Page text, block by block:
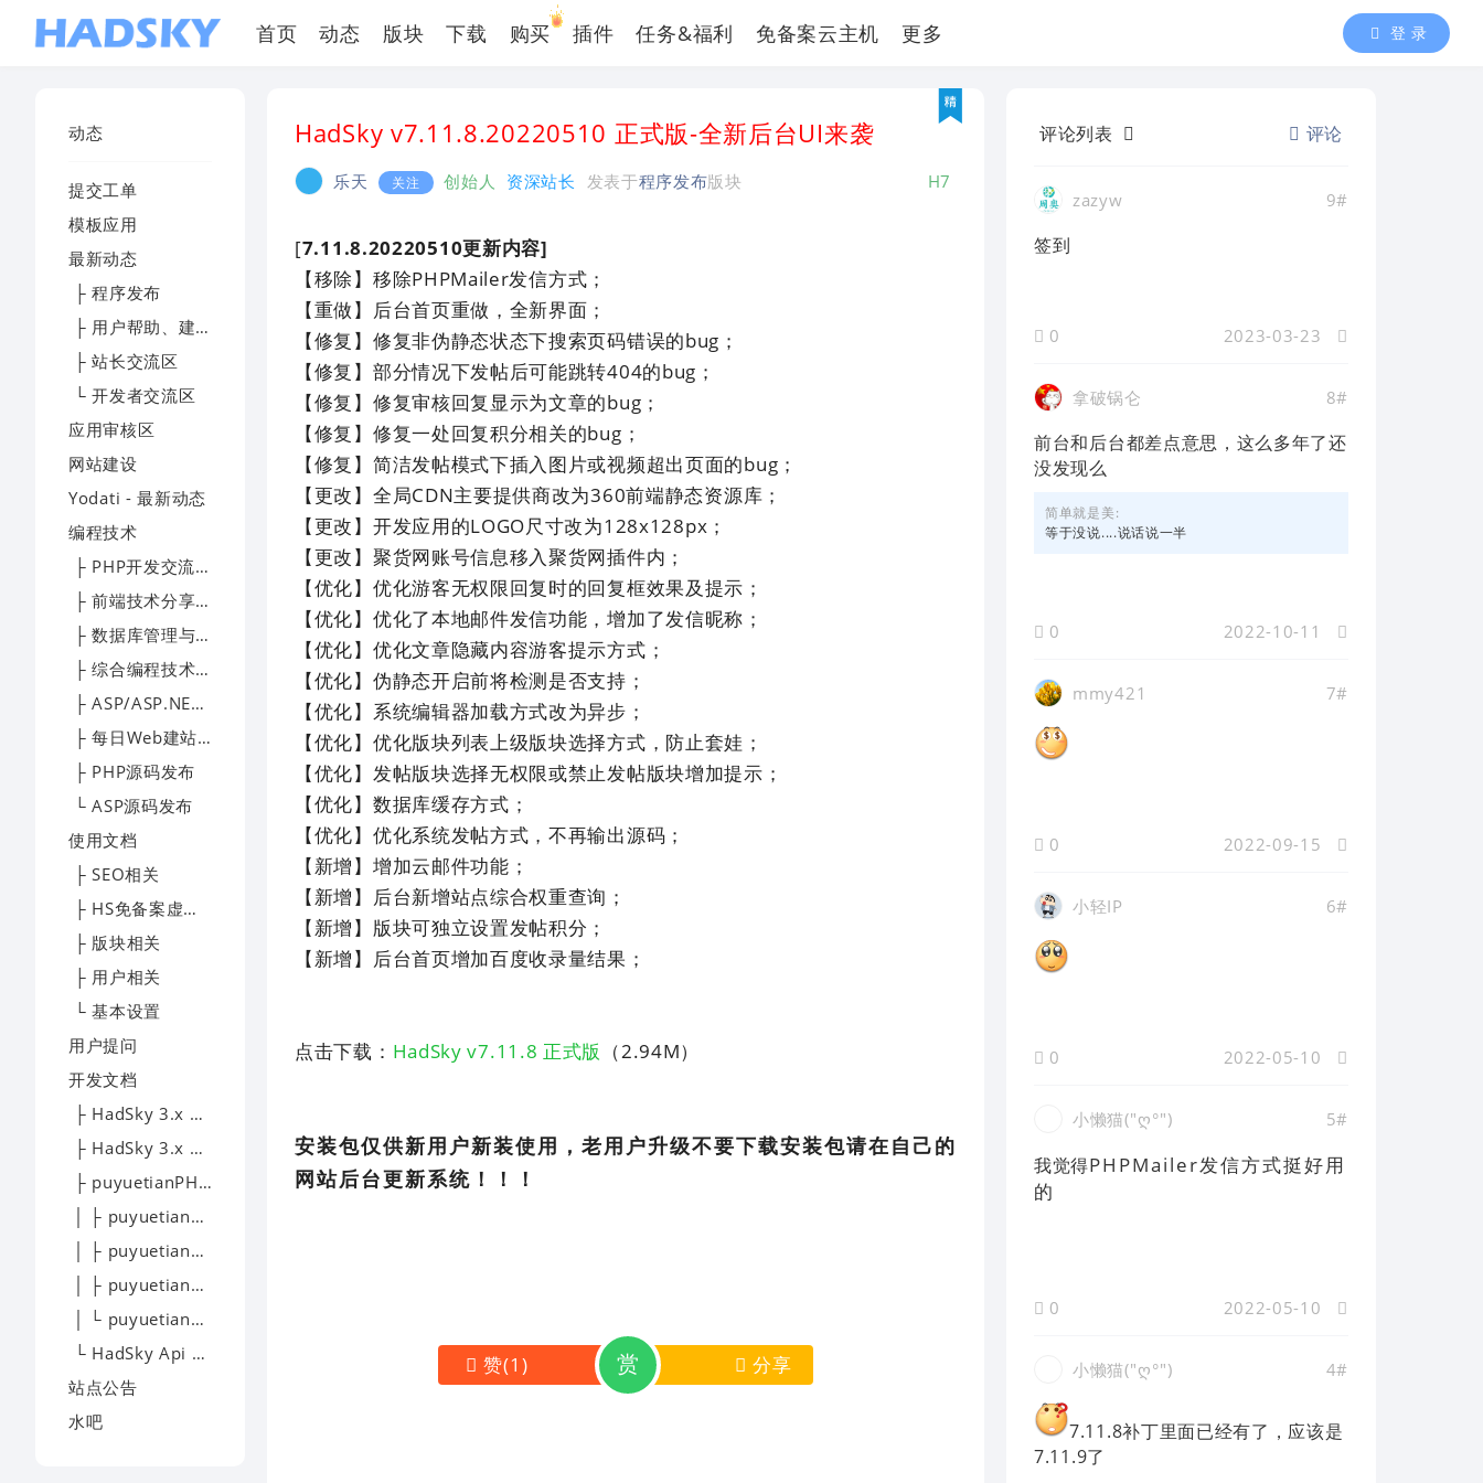
首页 动态 版块 下载 购买 插件 任务&福利 免备案云主机 更多 登 录
动态
提交工单
模板应用
最新动态
├ 程序发布
├ 用户帮助、建议及反馈
├ 站长交流区
└ 开发者交流区
应用审核区
网站建设
Yodati - 最新动态
编程技术
├ PHP开发交流区
├ 前端技术分享园地
├ 数据库管理与优化专区
├ 综合编程技术交流区
├ ASP/ASP.NET技术讨论区
├ 每日Web建站技术精选
├ PHP源码发布
└ ASP源码发布
使用文档
├ SEO相关
├ HS免备案虚拟主机帮助文档
├ 版块相关
├ 用户相关
└ 基本设置
用户提问
开发文档
├ HadSky 3.x 模板开发
├ HadSky 3.x 应用开发
├ puyuetianPHP - 开发文档
│ ├ puyuetianPHP - 下载
│ ├ puyuetianPHP - 文档
│ ├ puyuetianPHP - 提问
│ └ puyuetianPHP - 交流
└ HadSky Api 开发文档
站点公告
水吧
HadSky v7.11.8.20220510 正式版-全新后台UI来袭
乐天 关注 创始人 资深站长 发表于程序发布版块 H7
[7.11.8.20220510更新内容]
【移除】移除PHPMailer发信方式；
【重做】后台首页重做，全新界面；
【修复】修复非伪静态状态下搜索页码错误的bug；
【修复】部分情况下发帖后可能跳转404的bug；
【修复】修复审核回复显示为文章的bug；
【修复】修复一处回复积分相关的bug；
【修复】简洁发帖模式下插入图片或视频超出页面的bug；
【更改】全局CDN主要提供商改为360前端静态资源库；
【更改】开发应用的LOGO尺寸改为128x128px；
【更改】聚货网账号信息移入聚货网插件内；
【优化】优化游客无权限回复时的回复框效果及提示；
【优化】优化了本地邮件发信功能，增加了发信昵称；
【优化】优化文章隐藏内容游客提示方式；
【优化】伪静态开启前将检测是否支持；
【优化】系统编辑器加载方式改为异步；
【优化】优化版块列表上级版块选择方式，防止套娃；
【优化】发帖版块选择无权限或禁止发帖版块增加提示；
【优化】数据库缓存方式；
【优化】优化系统发帖方式，不再输出源码；
【新增】增加云邮件功能；
【新增】后台新增站点综合权重查询；
【新增】版块可独立设置发帖积分；
【新增】后台首页增加百度收录量结果；
点击下载： HadSky v7.11.8 正式版 （2.94M）
安装包仅供新用户新装使用，老用户升级不要下载安装包请在自己的
网站后台更新系统！！！
赞(1 ) 赏 分享
评论列表 评论
zazyw 9#
签到
0 2023-03-23
拿破锅仑 8#
前台和后台都差点意思，这么多年了还
没发现么
简单就是美:
等于没说....说话说一半
0 2022-10-11
mmy421 7#
0 2022-09-15
小轻IP 6#
0 2022-05-10
5#
我觉得PHPMailer发信方式挺好用
的
0 2022-05-10
4#
7.11.8补丁里面已经有了，应该是
7.11.9了